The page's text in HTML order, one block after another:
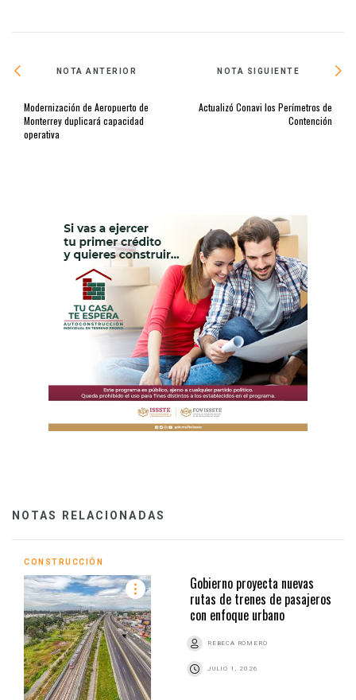
NOTA ANTERIOR
Modernización de Aeropuerto de
Monterrey duplicará capacidad
operativa
NOTA SIGUIENTE
Actualizó Conavi los Perímetros de
Contención
NOTAS RELACIONADAS
CONSTRUCCIÓN
Gobierno proyecta nuevas
rutas de trenes de pasajeros
con enfoque urbano
REBECA ROMERO
JULIO 1, 2026